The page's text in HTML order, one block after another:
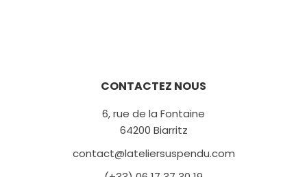
CONTACTEZ NOUS
6, rue de la Fontaine
64200 Biarritz
contact@lateliersuspendu.com